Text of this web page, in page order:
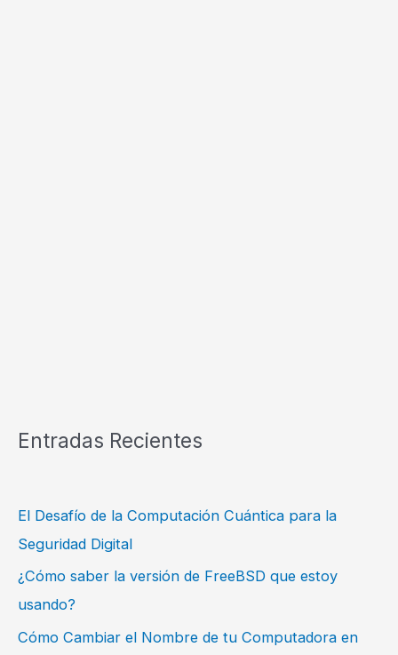
Entradas Recientes
El Desafío de la Computación Cuántica para la
Seguridad Digital
¿Cómo saber la versión de FreeBSD que estoy
usando?
Cómo Cambiar el Nombre de tu Computadora en